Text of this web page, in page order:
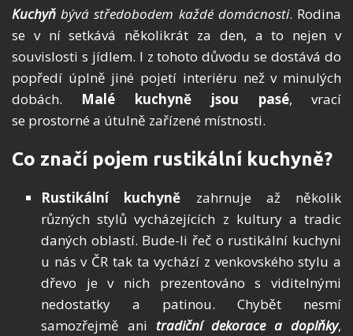
Kuchyň bývá středobodem každé domácnosti. Rodina
se v ní setkává několikrát za den, a to nejen v
souvislosti s jídlem. I z tohoto důvodu se dostává do
popředí úplně jiné pojetí interiéru než v minulých
dobách. Malé kuchyně jsou pasé, vrací
se prostorné a útulně zařízené místnosti.
Co značí pojem rustikální kuchyně?
Rustikální kuchyně zahrnuje až několik
různých stylů vycházejících z kultury a tradic
daných oblastí. Bude-li řeč o rustikální kuchyni
u nás v ČR tak ta vychází z venkovského stylu a
dřevo je v nich prezentováno s viditelnými
nedostatky a patinou. Chybět nesmí
samozřejmě ani tradiční dekorace a doplňky,